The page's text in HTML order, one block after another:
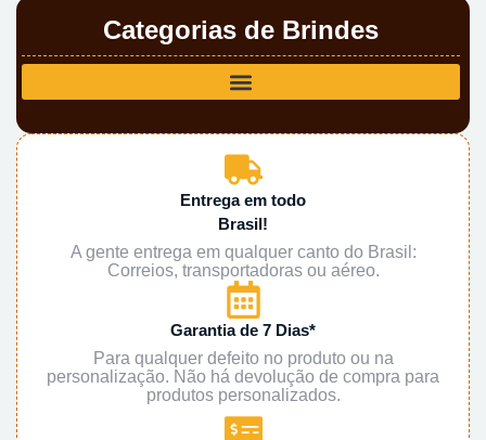
Categorias de Brindes
Entrega em todo
Brasil!
A gente entrega em qualquer canto do Brasil:
Correios, transportadoras ou aéreo.
Garantia de 7 Dias*
Para qualquer defeito no produto ou na
personalização. Não há devolução de compra para
produtos personalizados.